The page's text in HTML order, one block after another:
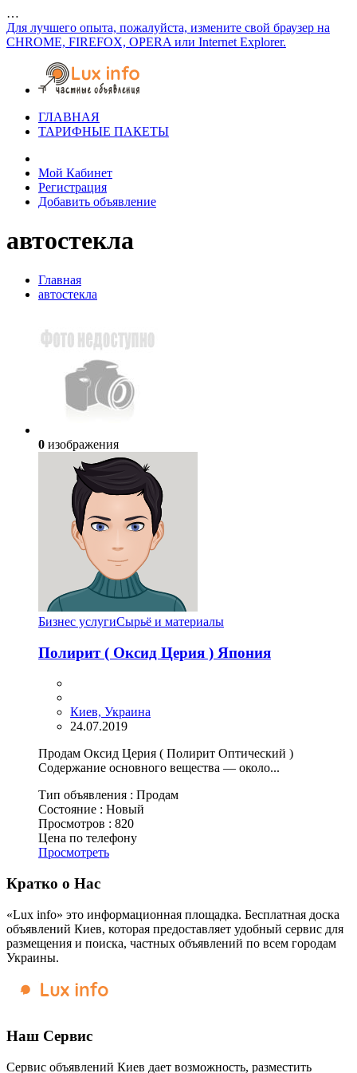
…
Для лучшего опыта, пожалуйста, измените свой браузер на
CHROME, FIREFOX, OPERA или Internet Explorer.
ГЛАВНАЯ
ТАРИФНЫЕ ПАКЕТЫ
Мой Кабинет
Регистрация
Добавить объявление
автостекла
Главная
автостекла
0 изображения
Бизнес услугиСырьё и материалы
Полирит ( Оксид Церия ) Япония
Киев, Украина
24.07.2019
Продам Оксид Церия ( Полирит Оптический )
Содержание основного вещества — около...
Тип объявления : Продам
Состояние : Новый
Просмотров : 820
Цена по телефону
Просмотреть
Кратко о Нас
«Lux info» это информационная площадка. Бесплатная доска
объявлений Киев, которая предоставляет удобный сервис для
размещения и поиска, частных объявлений по всем городам
Украины.
Наш Сервис
Сервис объявлений Киев дает возможность, разместить